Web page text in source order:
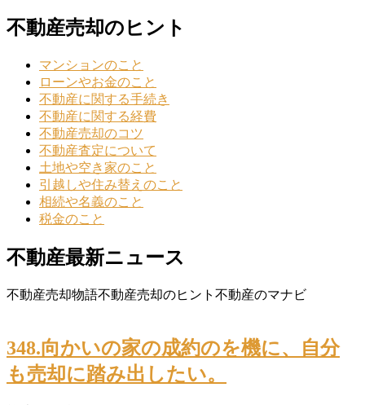
不動産売却のヒント
マンションのこと
ローンやお金のこと
不動産に関する手続き
不動産に関する経費
不動産売却のコツ
不動産査定について
土地や空き家のこと
引越しや住み替えのこと
相続や名義のこと
税金のこと
不動産最新ニュース
不動産売却物語不動産売却のヒント 不動産のマナビ
348.向かいの家の成約のを機に、自分
も売却に踏み出したい。